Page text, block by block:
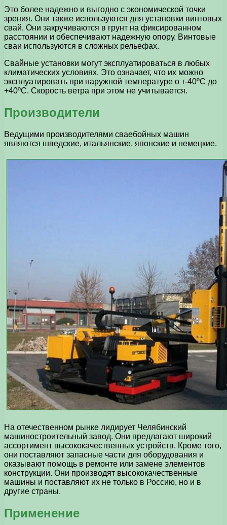
Это более надежно и выгодно с экономической точки
зрения. Они также используются для установки винтовых
свай. Они закручиваются в грунт на фиксированном
расстоянии и обеспечивают надежную опору. Винтовые
сваи используются в сложных рельефах.
Свайные установки могут эксплуатироваться в любых
климатических условиях. Это означает, что их можно
эксплуатировать при наружной температуре о т-40ºС до
+40ºС. Скорость ветра при этом не учитывается.
Производители
Ведущими производителями сваебойных машин
являются шведские, итальянские, японские и немецкие.
На отечественном рынке лидирует Челябинский
машиностроительный завод. Они предлагают широкий
ассортимент высококачественных устройств. Кроме того,
они поставляют запасные части для оборудования и
оказывают помощь в ремонте или замене элементов
конструкции. Они производят высококачественные
машины и поставляют их не только в Россию, но и в
другие страны.
Применение